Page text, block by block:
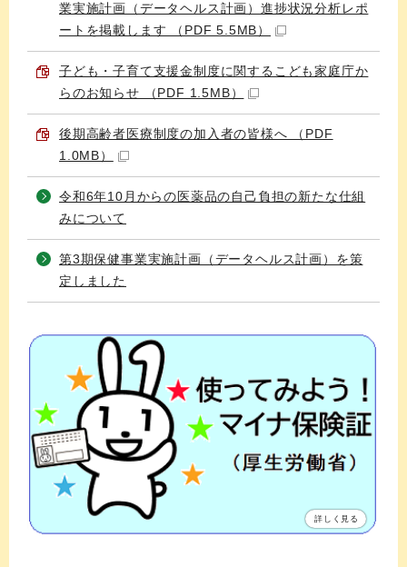
業実施計画（データヘルス計画）進捗状況分析レポ
ートを掲載します （PDF 5.5MB）
子ども・子育て支援金制度に関するこども家庭庁か
らのお知らせ （PDF 1.5MB）
後期高齢者医療制度の加入者の皆様へ （PDF
1.0MB）
令和6年10月からの医薬品の自己負担の新たな仕組
みについて
第3期保健事業実施計画（データヘルス計画）を策
定しました
詳しく見る